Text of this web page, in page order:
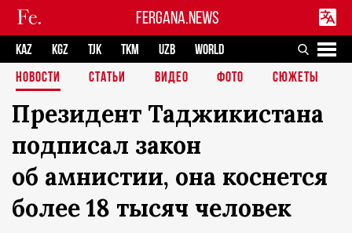
FERGANA.NEWS
KAZ KGZ TJK TKM UZB
WORLD
НОВОСТИ
СТАТЬИ ВИДЕО ФОТО СЮЖЕТЫ
Президент Таджикистана
подписал закон
об амнистии, она коснется
более 18 тысяч человек